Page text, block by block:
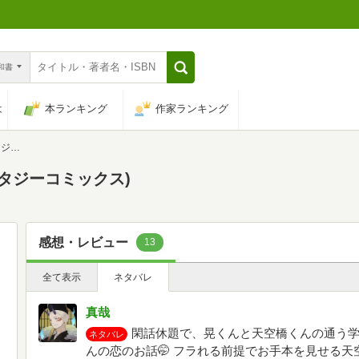
書
本ランキング 作家ランキング
)
ジーコミックス)
感想・レビュー 13
全て表示 ネタバレ
真哉
ネタバレ
閑話休題で、晃くんと天空橋くんの通う
んの恋のお話🤭 フラれる前提でお手本を見せる